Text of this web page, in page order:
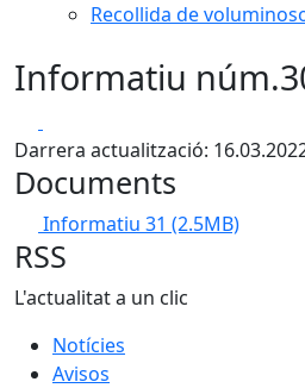
Recollida de
Informatiu
Darrera actualització:
Documents
Informatiu 31 (2.5MB)
RSS
L'actualitat a un clic
Notícies
Avisos